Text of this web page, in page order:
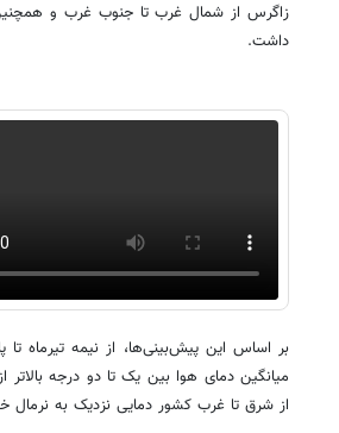
زاگرس از شمال غرب تا جنوب غرب و
داشت.
بر اساس این پیش‌بینی‌ها، از نیمه تیرماه
میانگین دمای هوا بین یک تا دو درجه
از شرق تا غرب کشور دمایی نزدیک به نرمال